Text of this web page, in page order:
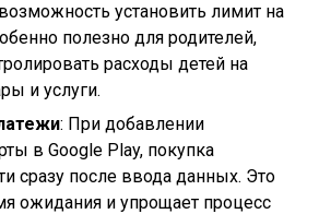
установить лимит на
полезно для родителей,
расходы детей на
и услуги.
: При добавлении
в Google Play, покупка
сразу после ввода данных. Это
ожидания и упрощает процесс